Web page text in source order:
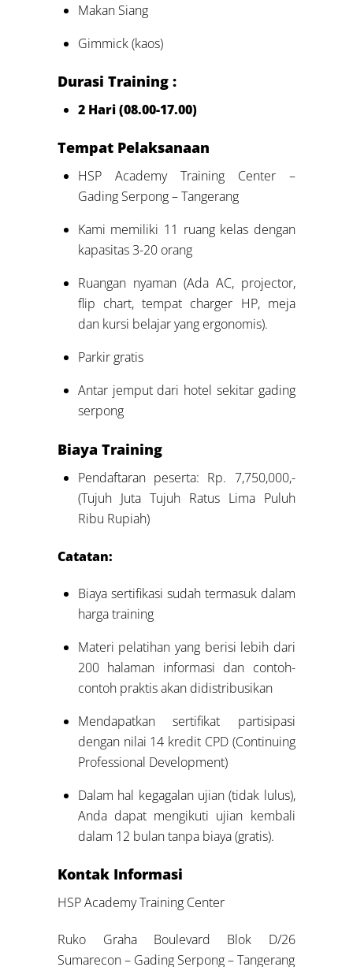
Makan Siang
Gimmick (kaos)
Durasi Training :
2 Hari (08.00-17.00)
Tempat Pelaksanaan
HSP Academy Training Center –
Gading Serpong – Tangerang
Kami memiliki 11 ruang kelas dengan
kapasitas 3-20 orang
Ruangan nyaman (Ada AC, projector,
flip chart, tempat charger HP, meja
dan kursi belajar yang ergonomis).
Parkir gratis
Antar jemput dari hotel sekitar gading
serpong
Biaya Training
Pendaftaran peserta: Rp. 7,750,000,-
(Tujuh Juta Tujuh Ratus Lima Puluh
Ribu Rupiah)
Catatan:
Biaya sertifikasi sudah termasuk dalam
harga training
Materi pelatihan yang berisi lebih dari
200 halaman informasi dan contoh-
contoh praktis akan didistribusikan
Mendapatkan sertifikat partisipasi
dengan nilai 14 kredit CPD (Continuing
Professional Development)
Dalam hal kegagalan ujian (tidak lulus),
Anda dapat mengikuti ujian kembali
dalam 12 bulan tanpa biaya (gratis).
Kontak Informasi
HSP Academy Training Center
Ruko Graha Boulevard Blok D/26
Sumarecon – Gading Serpong – Tangerang